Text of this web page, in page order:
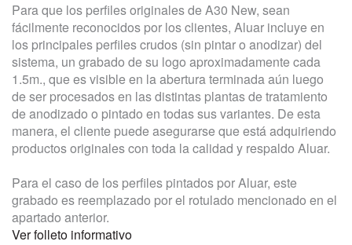
Para que los perfiles originales de A30 New, sean
fácilmente reconocidos por los clientes, Aluar incluye en
los principales perfiles crudos (sin pintar o anodizar) del
sistema, un grabado de su logo aproximadamente cada
1.5m., que es visible en la abertura terminada aún luego
de ser procesados en las distintas plantas de tratamiento
de anodizado o pintado en todas sus variantes. De esta
manera, el cliente puede asegurarse que está adquiriendo
productos originales con toda la calidad y respaldo Aluar.
Para el caso de los perfiles pintados por Aluar, este
grabado es reemplazado por el rotulado mencionado en el
apartado anterior.
Ver folleto informativo